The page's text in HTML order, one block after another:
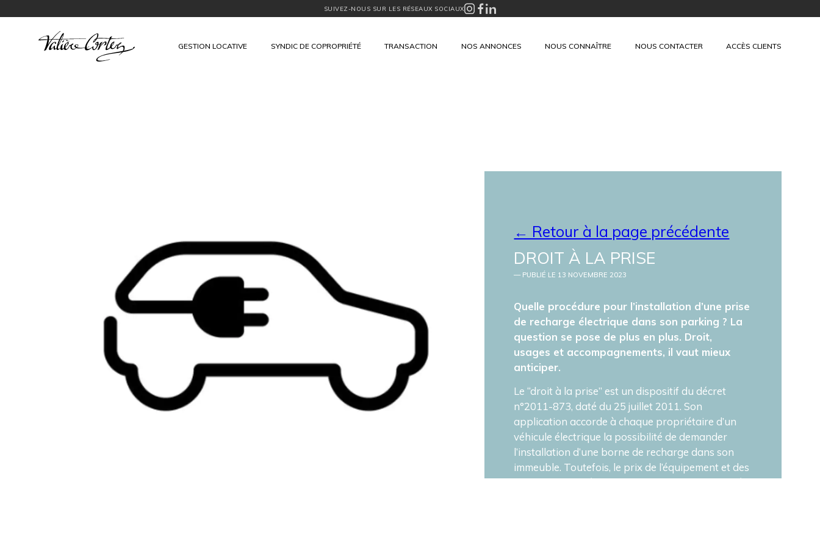
SUIVEZ-NOUS SUR LES RÉSEAUX SOCIAUX
GESTION LOCATIVE SYNDIC DE COPROPRIÉTÉ TRANSACTION NOS ANNONCES NOUS CONNAÎTRE NOUS CONTACTER ACCÈS CLIENTS
← Retour à la page précédente
DROIT À LA PRISE
— PUBLIÉ LE 13 NOVEMBRE 2023
Quelle procédure pour l’installation d’une prise
de recharge électrique dans son parking ? La
question se pose de plus en plus. Droit,
usages et accompagnements, il vaut mieux
anticiper.
Le “droit à la prise” est un dispositif du décret
n°2011-873, daté du 25 juillet 2011. Son
application accorde à chaque propriétaire d’un
véhicule électrique la possibilité de demander
l’installation d’une borne de recharge dans son
immeuble. Toutefois, le prix de l’équipement et des
travaux restent à la charge du demandeur sauf à